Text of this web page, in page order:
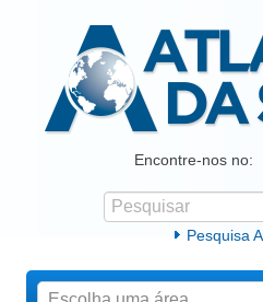
Atlas da SaúdeEncontre-nos no:
Formulário de procura
Pesquisar
Pesquisa